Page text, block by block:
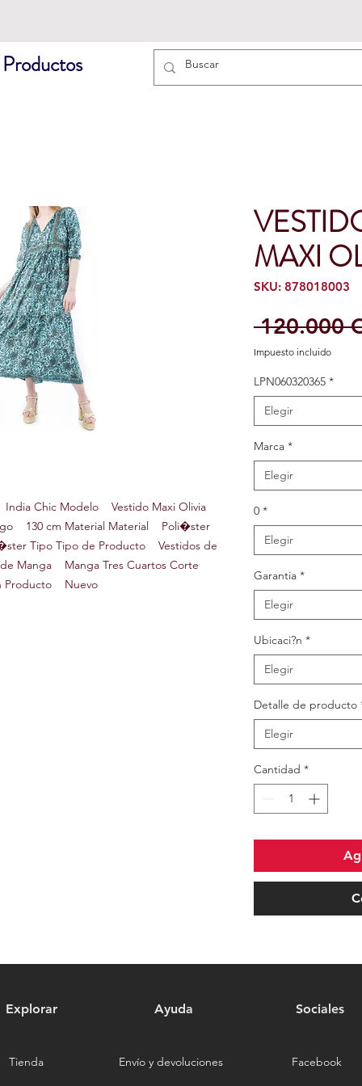
Chic Modelo Vestido Maxi Olivia
130 cm Material Material Poli�ster
Tipo Tipo de Producto Vestidos de
Manga Manga Tres Cuartos Corte
Producto Nuevo
MAXI
SKU: 878018003
120.000
Impuesto incluido
LPN060320365 *
Elegir
Marca *
Elegir
0 *
Elegir
Garantia *
Elegir
Ubicaci?n *
Elegir
Detalle de producto
Elegir
Cantidad *
Explorar Ayuda Sociales
Tienda Envío y devoluciones Facebook